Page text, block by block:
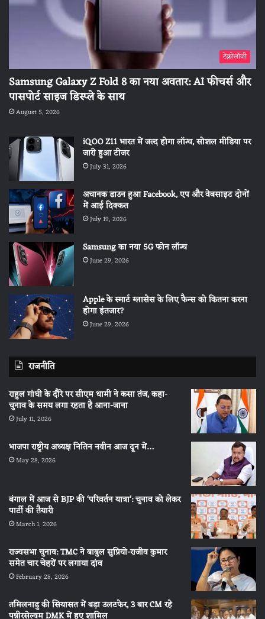
टेक्नोलॉजी
Samsung Galaxy Z Fold 8 का नया अवतार: AI फीचर्स और
पासपोर्ट साइज डिस्प्ले के साथ
August 5, 2026
iQOO Z11 भारत में जल्द होगा लॉन्च, सोशल मीडिया पर
जारी हुआ टीजर
July 31, 2026
अचानक डाउन हुआ Facebook, एप और वेबसाइट दोनों
में आई दिक्कत
July 19, 2026
Samsung का नया 5G फोन लॉन्च
June 29, 2026
Apple के स्मार्ट ग्लासेस के लिए फैन्स को कितना करना
होगा इंतजार?
June 29, 2026
राजनीति
राहुल गांधी के दौरे पर सीएम धामी ने कसा तंज, कहा-
चुनाव के समय लगा रहता है आना-जाना
July 11, 2026
भाजपा राष्ट्रीय अध्यक्ष नितिन नवीन आज दून में…
May 28, 2026
बंगाल में आज से BJP की ‘परिवर्तन यात्रा’: चुनाव को लेकर
पार्टी की तैयारी
March 1, 2026
राज्यसभा चुनाव: TMC ने बाबुल सुप्रियो-राजीव कुमार
समेत चार चेहरों पर लगाया दांव
February 28, 2026
तमिलनाडु की सियासत में बड़ा उलटफेर, 3 बार CM रहे